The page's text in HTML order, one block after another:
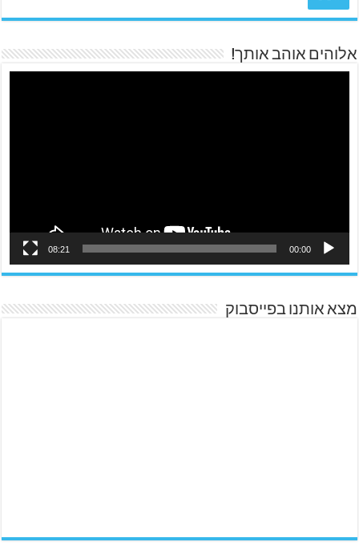
אלוהים אוהב אותך!
00:00
08:21
מצא אותנו בפייסבוק